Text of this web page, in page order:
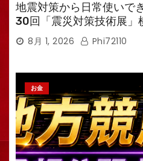
地震対策から日常使いで
30回「震災対策技術展」
えるTV・高荷智也］
8月 1, 2026 Phi72110
お金